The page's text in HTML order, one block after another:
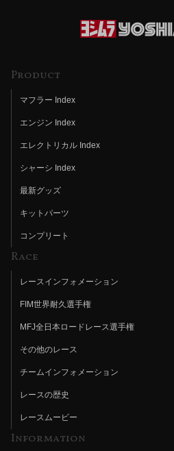
Product
マフラー Index
エンジン Index
エレクトリカル Index
シャーシ Index
最新グッズ
キットパーツ
コンプリート
Race
レースインフォメーション
FIM世界耐久選手権
MFJ全日本ロードレース選手権
その他のレース
チームインフォメーション
レースの歴史
レースムービー
Information